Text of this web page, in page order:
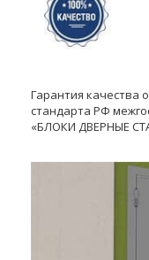
Гарантия качества
стандарта РФ
«БЛОКИ ДВЕРНЫЕ